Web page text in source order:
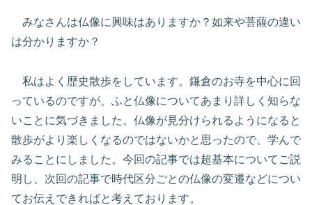
みなさんは仏像に興味はありますか？如来や菩薩の違い
は分かりますか？
私はよく歴史散歩をしています。鎌倉のお寺を中心に回
っているのですが、ふと仏像についてあまり詳しく知らな
いことに気づきました。仏像が見分けられるようになると
散歩がより楽しくなるのではないかと思ったので、学んで
みることにしました。今回の記事では超基本についてご説
明し、次回の記事で時代区分ごとの仏像の変遷などについ
てお伝えできればと考えております。